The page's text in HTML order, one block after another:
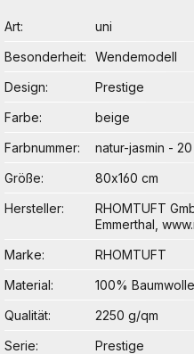
Art
uni
Besonderheit
Wendemodell
Design
Prestige
Farbe
beige
Farbnummer
natur-jasmin - 20
Größe
80x160 cm
Hersteller
RHOMTUFT
Emmerthal,
Marke
RHOMTUFT
Material
100% Baumwolle
Qualität
2250 g/qm
Serie
Prestige